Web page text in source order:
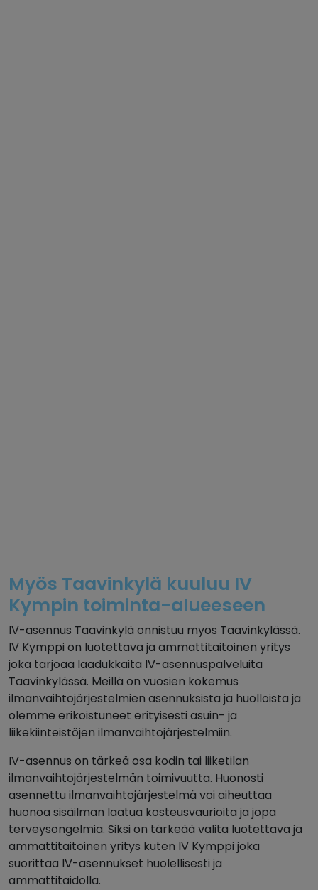
Myös Taavinkylä kuuluu IV
Kympin toiminta-alueeseen
IV-asennus Taavinkylä onnistuu myös Taavinkylässä.
IV Kymppi on luotettava ja ammattitaitoinen yritys
joka tarjoaa laadukkaita IV-asennuspalveluita
Taavinkylässä. Meillä on vuosien kokemus
ilmanvaihtojärjestelmien asennuksista ja huolloista ja
olemme erikoistuneet erityisesti asuin- ja
liikekiinteistöjen ilmanvaihtojärjestelmiin.
IV-asennus on tärkeä osa kodin tai liiketilan
ilmanvaihtojärjestelmän toimivuutta. Huonosti
asennettu ilmanvaihtojärjestelmä voi aiheuttaa
huonoa sisäilman laatua kosteusvaurioita ja jopa
terveysongelmia. Siksi on tärkeää valita luotettava ja
ammattitaitoinen yritys kuten IV Kymppi joka
suorittaa IV-asennukset huolellisesti ja
ammattitaidolla.